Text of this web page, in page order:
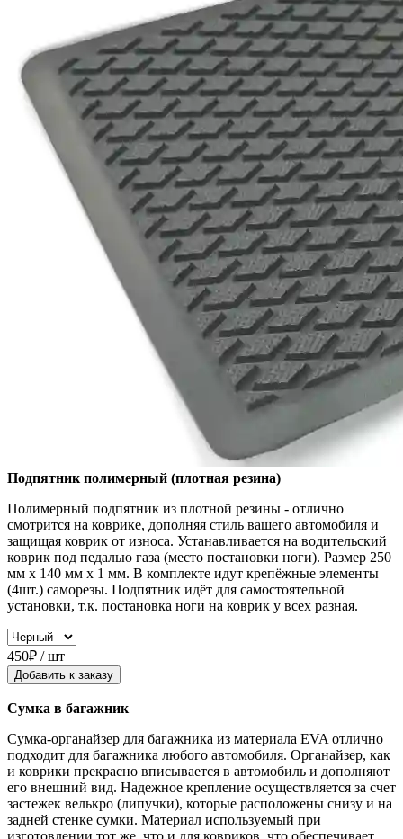
Подпятник полимерный (плотная резина)
Полимерный подпятник из плотной резины - отлично
смотрится на коврике, дополняя стиль вашего автомобиля и
защищая коврик от износа. Устанавливается на водительский
коврик под педалью газа (место постановки ноги). Размер 250
мм x 140 мм x 1 мм. В комплекте идут крепёжные элементы
(4шт.) саморезы. Подпятник идёт для самостоятельной
установки, т.к. постановка ноги на коврик у всех разная.
450₽ / шт
Добавить к заказу
Сумка в багажник
Сумка-органайзер для багажника из материала EVA отлично
подходит для багажника любого автомобиля. Органайзер, как
и коврики прекрасно вписывается в автомобиль и дополняют
его внешний вид. Надежное крепление осуществляется за счет
застежек велькро (липучки), которые расположены снизу и на
задней стенке сумки. Материал используемый при